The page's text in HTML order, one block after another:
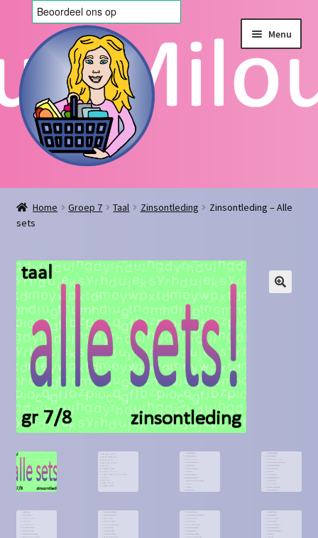
door
naar
navigatie
de
inhoud
Menu
Home
Afrekenen
Algemene voorwaarden
Blog
Contact
Homepagina
Mijn account
Privacy Policy
Winkelmand
Winkel
Home Groep 7 Taal Zinsontleding
Zinsontleding – Alle
sets